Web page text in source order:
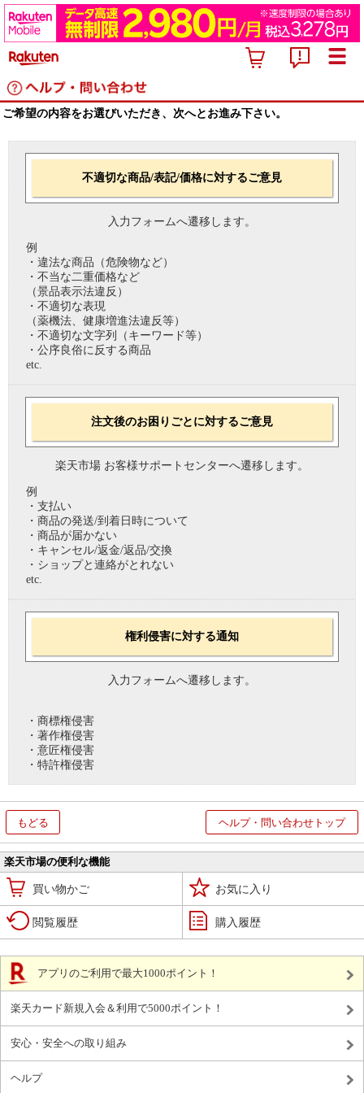
ご希望の内容をお選びいただき、次へとお進み下さい。
不適切な商品/表記/価格に対するご意見
入力フォームへ遷移します。
例
・違法な商品（危険物など）
・不当な二重価格など
（景品表示法違反）
・不適切な表現
（薬機法、健康増進法違反等）
・不適切な文字列（キーワード等）
・公序良俗に反する商品
etc.
注文後のお困りごとに対するご意見
楽天市場 お客様サポートセンターへ遷移します。
例
・支払い
・商品の発送/到着日時について
・商品が届かない
・キャンセル/返金/返品/交換
・ショップと連絡がとれない
etc.
権利侵害に対する通知
入力フォームへ遷移します。
・商標権侵害
・著作権侵害
・意匠権侵害
・特許権侵害
もどる ヘルプ・問い合わせトップ
楽天市場の便利な機能
買い物かご お気に入り
閲覧履歴 購入履歴
アプリのご利用で最大1000ポイント！
楽天カード新規入会＆利用で5000ポイント！
安心・安全への取り組み
ヘルプ